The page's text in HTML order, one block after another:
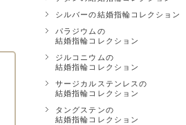
シルバーの結婚指輪コレクション
パラジウムの
結婚指輪コレクション
ジルコニウムの
結婚指輪コレクション
サージカルステンレスの
結婚指輪コレクション
タングステンの
結婚指輪コレクション